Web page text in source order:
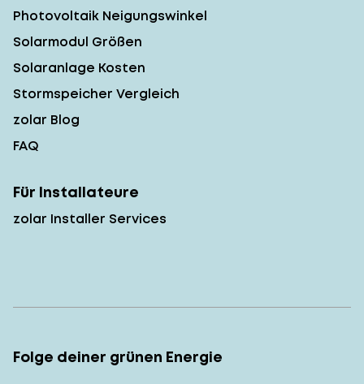
Photovoltaik Neigungswinkel
Solarmodul Größen
Solaranlage Kosten
Stormspeicher Vergleich
zolar Blog
FAQ
Für Installateure
zolar Installer Services
Folge deiner grünen Energie